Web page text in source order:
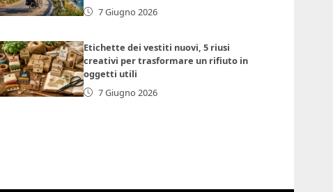
7 Giugno 2026
Etichette dei vestiti nuovi, 5 riusi
creativi per trasformare un rifiuto in
oggetti utili
7 Giugno 2026